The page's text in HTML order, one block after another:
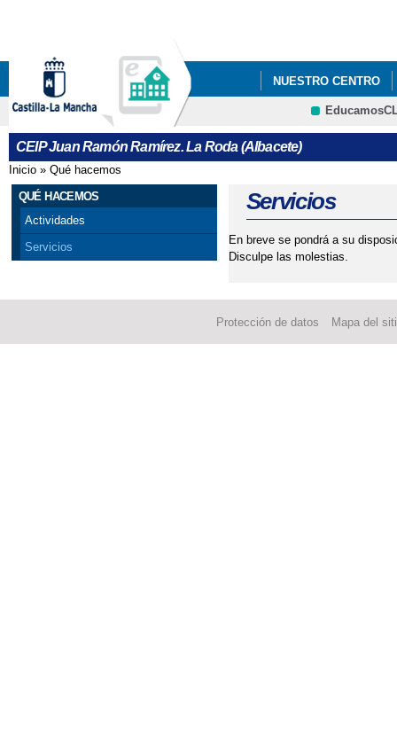
NUESTRO CENTRO
CEIP Juan Ramón Ramírez. La Roda (Albacete)
Se encuentra usted aquí
Inicio » Qué hacemos
QUÉ HACEMOS
Actividades
Servicios
Servicios
En breve se pondrá a su
Disculpe las molestias.
Protección de datos Mapa del